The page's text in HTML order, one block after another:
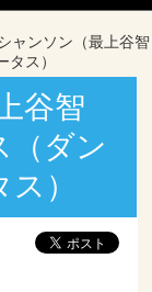
ンソン（最上谷智
ス）
谷智
（ダン
）